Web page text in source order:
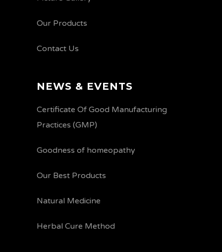
Our Products
Contact Us
NEWS & EVENTS
Certificate Of Good Manufacturing
Practices (GMP)
Goodness of homeopathy
Our Best Products
Natural Medicine
Herbal Cure Method